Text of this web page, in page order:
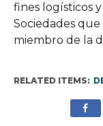
fines logísticos
Sociedades
miembro de la
RELATED ITEMS: